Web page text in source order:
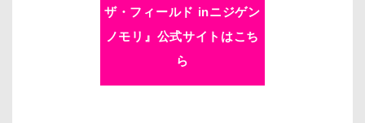
ザ・フィールド inニジゲン
ノモリ』公式サイトはこち
ら